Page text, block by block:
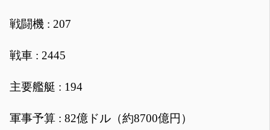
戦闘機 : 207
戦車 : 2445
主要艦艇 : 194
軍事予算 : 82億ドル（約8700億円）